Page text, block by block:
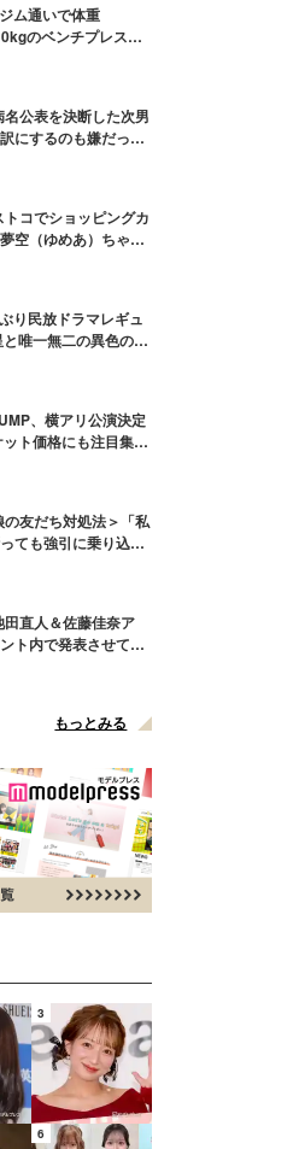
ム通いで体重
のベンチプレス持
響
公表を決断した次男
にするのも嫌だっ
コでショッピングカ
空（ゆめあ）ちゃん
」の声
り民放ドラマレギュ
唯一無二の異色のバ
、横アリ公演決定
ト価格にも注目集ま
の友だち対処法＞「私
ても強引に乗り込ん
田直人＆佐藤佳奈ア
ト内で発表させてい
もっとみる
3
6